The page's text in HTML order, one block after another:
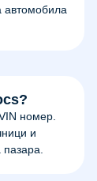
автомобила
номер.
и
пазара.